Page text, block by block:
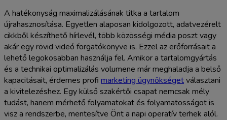
A hatékonyság maximalizálásának titka a tartalom
újrahasznosítása. Egyetlen alaposan kidolgozott, adatvezérelt
cikkből készíthető hírlevél, több közösségi média poszt vagy
akár egy rövid videó forgatókönyve is. Ezzel az erőforrásait a
lehető legokosabban használja fel. Amikor a tartalomgyártás
és a technikai optimalizálás volumene már meghaladja a belső
kapacitásait, érdemes profi marketing ügynökségetválasztani
a kivitelezéshez. Egy külső szakértői csapat nemcsak mély
tudást, hanem mérhető folyamatokat és folyamatosságot is
visz a rendszerbe, mentesítve Önt a napi operatív terhek alól.